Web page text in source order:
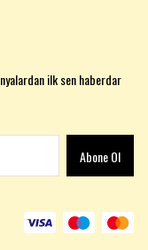
ilk sen haberdar
Abone Ol